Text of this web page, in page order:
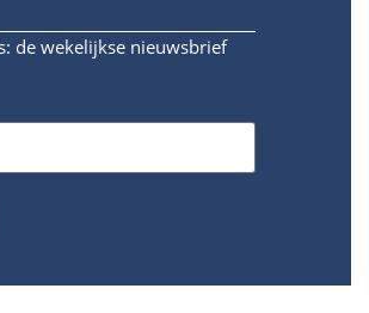
de wekelijkse nieuwsbrief